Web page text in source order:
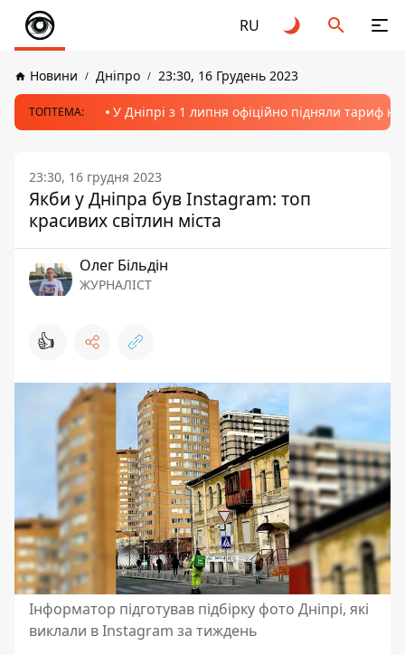
RU
Новини Дніпро 23:30, 16 Грудень 2023
ТОПТЕМА: У Дніпрі з 1 липня офіційно підняли тариф
23:30, 16 грудня 2023
Якби у Дніпра був Instagram: топ
красивих світлин міста
Олег Більдін
ЖУРНАЛІСТ
👍
Інформатор підготував підбірку фото Дніпрі, які
виклали в Instagram за тиждень